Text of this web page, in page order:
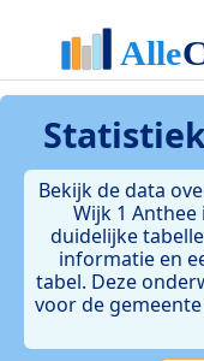
Bekijk de data
Wijk 1
duidelijke
informatie en
tabel. Deze
voor de